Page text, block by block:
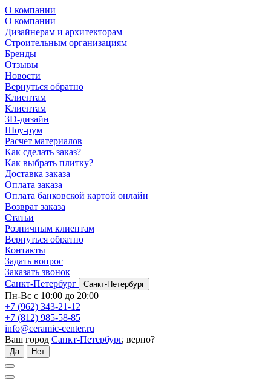
О компании
О компании
Дизайнерам и архитекторам
Строительным организациям
Бренды
Отзывы
Новости
Вернуться обратно
Клиентам
Клиентам
3D-дизайн
Шоу-рум
Расчет материалов
Как сделать заказ?
Как выбрать плитку?
Доставка заказа
Оплата заказа
Оплата банковской картой онлайн
Возврат заказа
Статьи
Розничным клиентам
Вернуться обратно
Контакты
Задать вопрос
Заказать звонок
Санкт-Петербург
Санкт-Петербург
Пн-Вс с 10:00 до 20:00
+7 (962) 343-21-12
+7 (812) 985-58-85
info@ceramic-center.ru
Ваш город Санкт-Петербург, верно?
Да Нет